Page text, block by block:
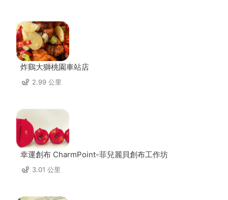
炸鷄大獅桃園車站店
2.99 公里
幸運創布 CharmPoint-菲兒麗貝創布工作坊
3.01 公里